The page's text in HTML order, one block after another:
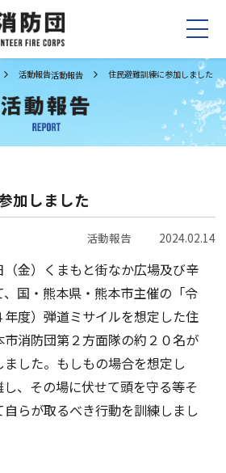
活動報告活動報告 住民避難訓練に参加しました
加しました
活動報告 2024.02.14
金）くまもと街なか広場及び辛
国・熊本県・熊本市主催の「令
度）弾道ミサイルを想定した住
消防団第２方面隊の約２０名が
した。もしもの場合を想定し
、その場に伏せて頭を守る等そ
らが取るべき行動を訓練しまし
制度の紹介
Facebook
Instagram
TikTok
X
Youtube